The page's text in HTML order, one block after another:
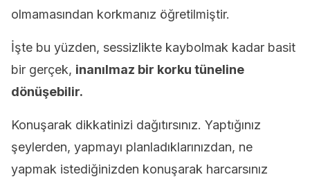
olmamasından korkmanız öğretilmiştir.
İşte bu yüzden, sessizlikte kaybolmak kadar basit
bir gerçek, inanılmaz bir korku tüneline
dönüşebilir.
Konuşarak dikkatinizi dağıtırsınız. Yaptığınız
şeylerden, yapmayı planladıklarınızdan, ne
yapmak istediğinizden konuşarak harcarsınız